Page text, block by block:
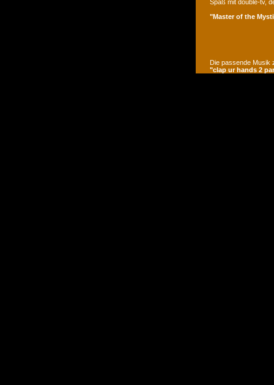
Spaß mit double-tv,
"Master of the
Die passende Musik
"clap ur hands 2